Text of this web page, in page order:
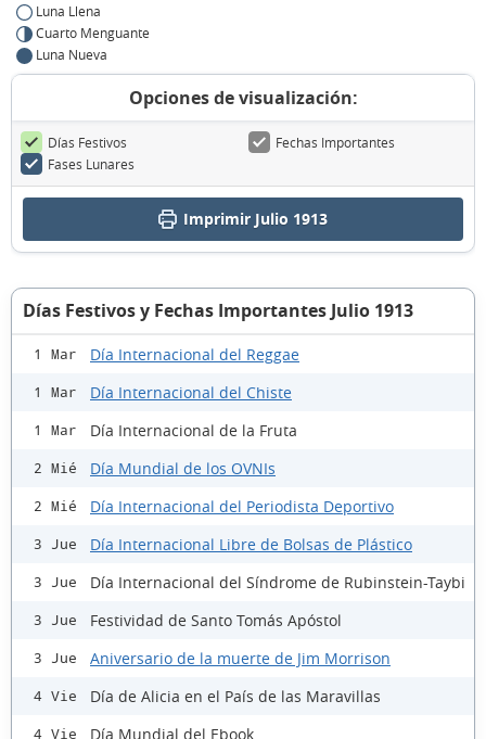
Luna Llena
Cuarto Menguante
Luna Nueva
Opciones de visualización:
Días Festivos
Fechas Importantes
Fases Lunares
Imprimir Julio 1913
Días Festivos y Fechas Importantes Julio 1913
1 Mar Día Internacional del Reggae
1 Mar Día Internacional del Chiste
1 Mar Día Internacional de la Fruta
2 Mié Día Mundial de los OVNIs
2 Mié Día Internacional del Periodista Deportivo
3 Jue Día Internacional Libre de Bolsas de Plástico
3 Jue Día Internacional del Síndrome de Rubinstein-Taybi
3 Jue Festividad de Santo Tomás Apóstol
3 Jue Aniversario de la muerte de Jim Morrison
4 Vie Día de Alicia en el País de las Maravillas
4 Vie Día Mundial del Ebook